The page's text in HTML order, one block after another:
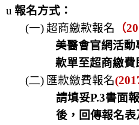
u 報名方式：
(一) 超商繳款報名 （
美醫會官網活
款單至超商繳費
(二) 匯款繳費報名
請填妥P.3書面
後，回傳報名表